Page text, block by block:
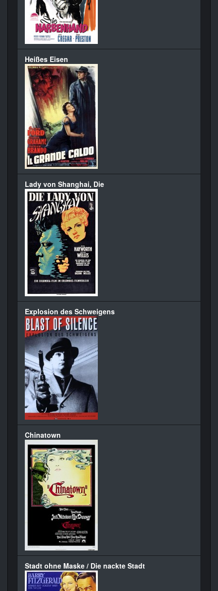
Heißes Eisen
Lady von Shanghai, Die
Explosion des Schweigens
Chinatown
Stadt ohne Maske / Die nackte Stadt